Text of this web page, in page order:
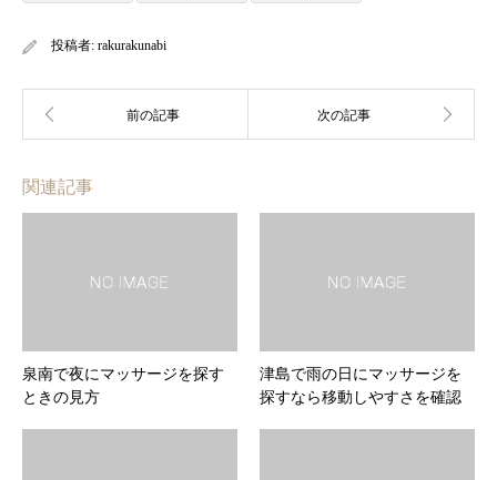
投稿者: rakurakunabi
関連記事
泉南で夜にマッサージを探す
ときの見方
津島で雨の日にマッサージを
探すなら移動しやすさを確認